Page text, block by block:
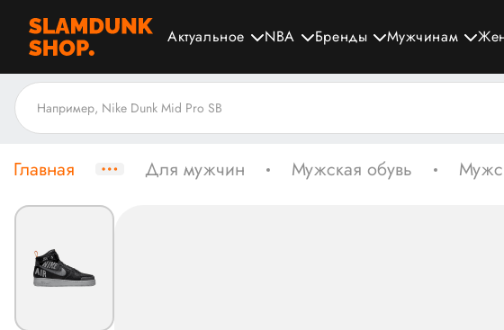
Актуальное NBA Бренды Мужчинам
Главная Для мужчин Мужская обувь